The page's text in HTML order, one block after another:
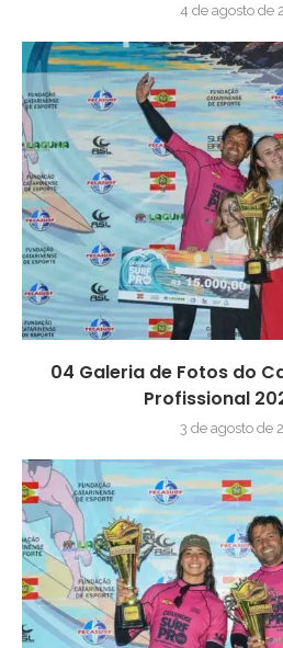
4 de agosto de
04 Galeria de Fotos do
Profissional
3 de agosto de